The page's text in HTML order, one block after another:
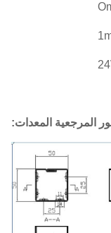
المرجعية المعدات: